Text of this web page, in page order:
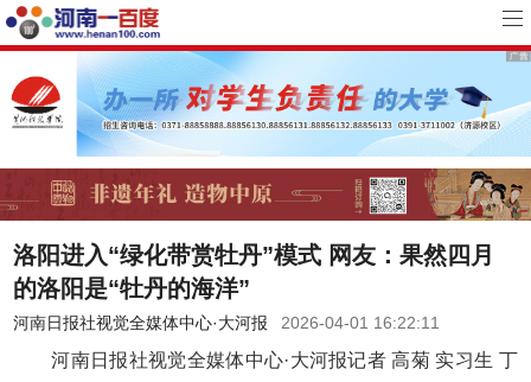
洛阳进入“绿化带赏牡丹”模式 网友：果然四月
的洛阳是“牡丹的海洋”
河南日报社视觉全媒体中心·大河报 2026-04-01 16:22:11
河南日报社视觉全媒体中心·大河报记者 高菊 实习生 丁